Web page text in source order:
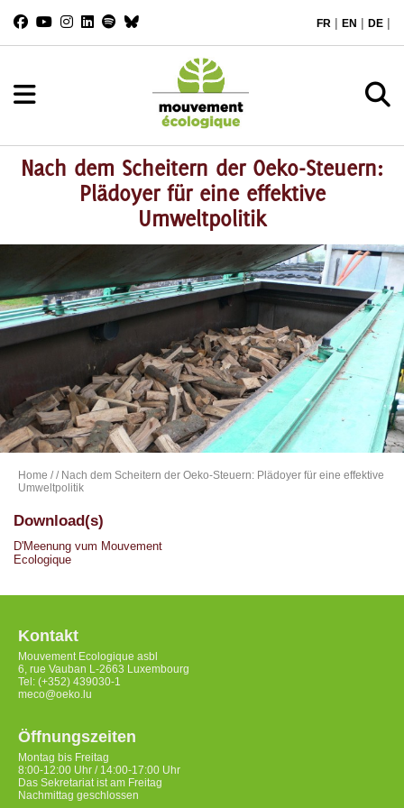
FR | EN | DE |
Nach dem Scheitern der Oeko-Steuern:
Plädoyer für eine effektive
Umweltpolitik
Home // Nach dem Scheitern der Oeko-Steuern: Plädoyer für eine effektive
Umweltpolitik
Download(s)
D'Meenung vum Mouvement
Ecologique
Kontakt
Mouvement Ecologique asbl
6, rue Vauban L-2663 Luxembourg
Tel: (+352) 439030-1
meco@oeko.lu
Öffnungszeiten
Montag bis Freitag
8:00-12:00 Uhr / 14:00-17:00 Uhr
Das Sekretariat ist am Freitag
Nachmittag geschlossen